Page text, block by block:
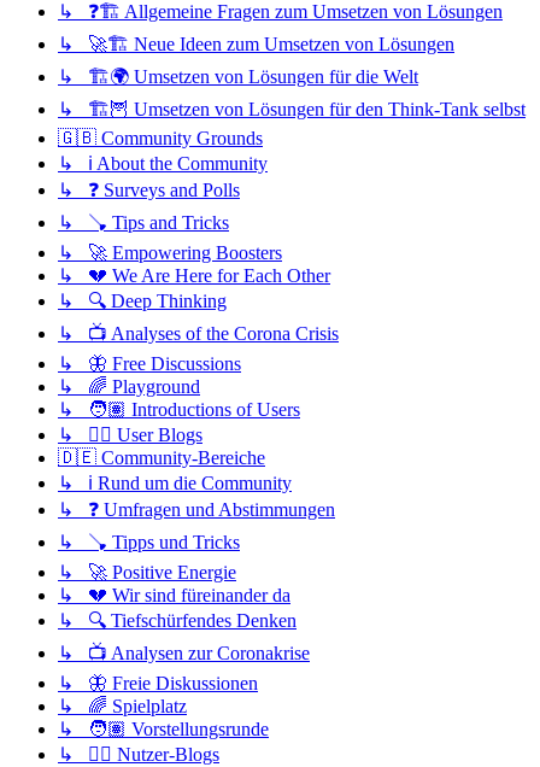
↳ ❓🏗️ Allgemeine Fragen zum Umsetzen von Lösungen
↳ 🚀🏗️ Neue Ideen zum Umsetzen von Lösungen
↳ 🏗️🌍 Umsetzen von Lösungen für die Welt
↳ 🏗️🦉 Umsetzen von Lösungen für den Think-Tank selbst
🇬🇧 Community Grounds
↳ ℹ️ About the Community
↳ ❓ Surveys and Polls
↳ 🪠 Tips and Tricks
↳ 🚀 Empowering Boosters
↳ 💔 We Are Here for Each Other
↳ 🔍 Deep Thinking
↳ 📺 Analyses of the Corona Crisis
↳ 🦋 Free Discussions
↳ 🌈 Playground
↳ 🧑🏽 Introductions of Users
↳ ✍🏽 User Blogs
🇩🇪 Community-Bereiche
↳ ℹ️ Rund um die Community
↳ ❓ Umfragen und Abstimmungen
↳ 🪠 Tipps und Tricks
↳ 🚀 Positive Energie
↳ 💔 Wir sind füreinander da
↳ 🔍 Tiefschürfendes Denken
↳ 📺 Analysen zur Coronakrise
↳ 🦋 Freie Diskussionen
↳ 🌈 Spielplatz
↳ 🧑🏽 Vorstellungsrunde
↳ ✍🏽 Nutzer-Blogs